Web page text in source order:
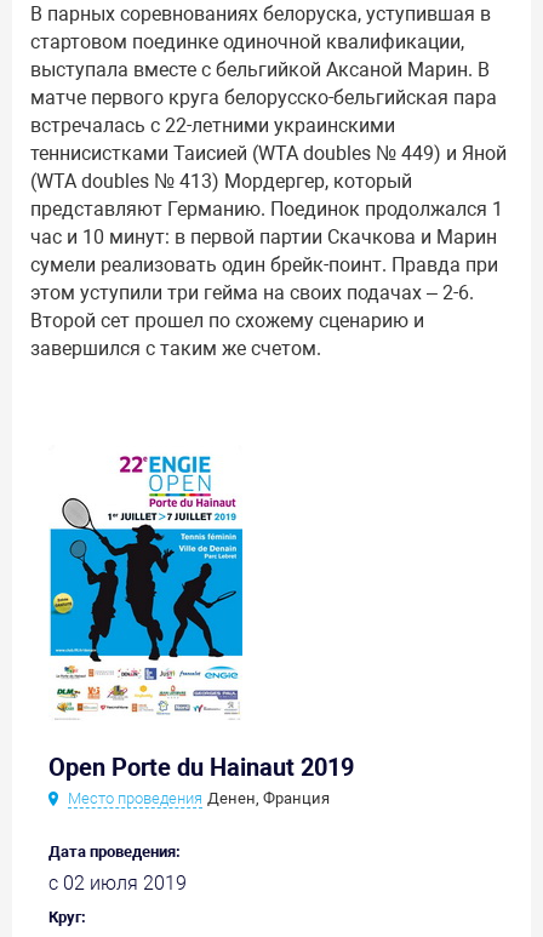
В парных соревнованиях белоруска, уступившая в
стартовом поединке одиночной квалификации,
выступала вместе с бельгийкой Аксаной Марин. В
матче первого круга белорусско-бельгийская пара
встречалась с 22-летними украинскими
теннисистками Таисией (WTA doubles № 449) и Яной
(WTA doubles № 413) Мордергер, который
представляют Германию. Поединок продолжался 1
час и 10 минут: в первой партии Скачкова и Марин
сумели реализовать один брейк-поинт. Правда при
этом уступили три гейма на своих подачах – 2-6.
Второй сет прошел по схожему сценарию и
завершился с таким же счетом.
Open Porte du Hainaut 2019
Место проведения Денен, Франция
Дата проведения:
с 02 июля 2019
Круг: